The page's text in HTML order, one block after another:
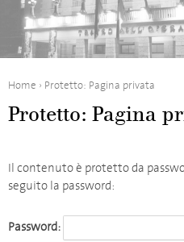
Home › Protetto: Pagina privata
Protetto: Pagina
Il contenuto è protetto da
seguito la password:
Password: